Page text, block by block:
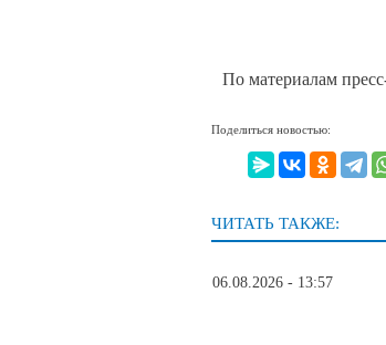
По материалам
Поделиться новостью:
ЧИТАТЬ ТАКЖЕ:
06.08.2026 - 13:57